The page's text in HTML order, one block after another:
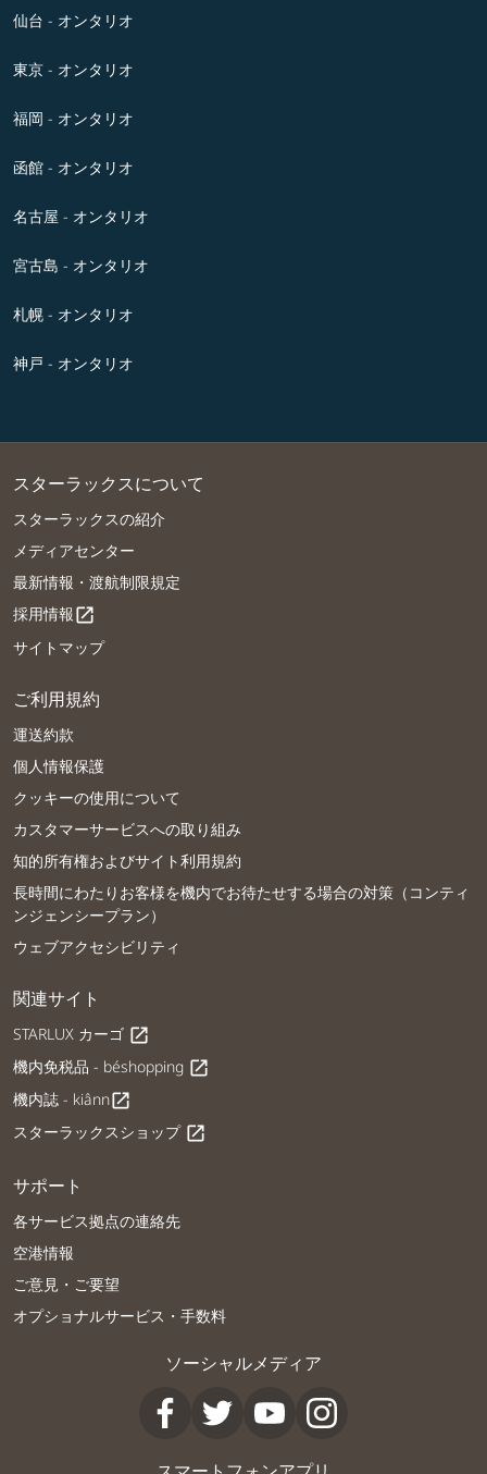
仙台 - オンタリオ
東京 - オンタリオ
福岡 - オンタリオ
函館 - オンタリオ
名古屋 - オンタリオ
宮古島 - オンタリオ
札幌 - オンタリオ
神戸 - オンタリオ
スターラックスについて
スターラックスの紹介
メディアセンター
最新情報・渡航制限規定
採用情報open_in_new
サイトマップ
ご利用規約
運送約款
個人情報保護
クッキーの使用について
カスタマーサービスへの取り組み
知的所有権およびサイト利用規約
長時間にわたりお客様を機内でお待たせする場合の対策（コンティ
ンジェンシープラン）
ウェブアクセシビリティ
関連サイト
STARLUX カーゴ open_in_new
機内免税品 - béshopping open_in_new
機内誌 - kiânnopen_in_new
スターラックスショップ open_in_new
サポート
各サービス拠点の連絡先
空港情報
ご意見・ご要望
オプショナルサービス・手数料
ソーシャルメディア